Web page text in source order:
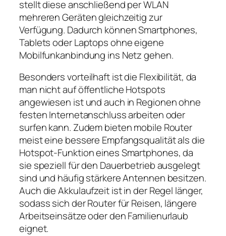
stellt diese anschließend per WLAN
mehreren Geräten gleichzeitig zur
Verfügung. Dadurch können Smartphones,
Tablets oder Laptops ohne eigene
Mobilfunkanbindung ins Netz gehen.
Besonders vorteilhaft ist die Flexibilität, da
man nicht auf öffentliche Hotspots
angewiesen ist und auch in Regionen ohne
festen Internetanschluss arbeiten oder
surfen kann. Zudem bieten mobile Router
meist eine bessere Empfangsqualität als die
Hotspot‑Funktion eines Smartphones, da
sie speziell für den Dauerbetrieb ausgelegt
sind und häufig stärkere Antennen besitzen.
Auch die Akkulaufzeit ist in der Regel länger,
sodass sich der Router für Reisen, längere
Arbeitseinsätze oder den Familienurlaub
eignet.